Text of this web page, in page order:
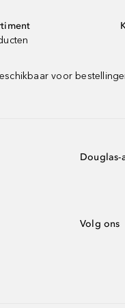
voor
Douglas-
Volg ons